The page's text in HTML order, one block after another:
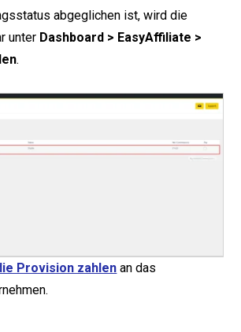
abgeglichen ist, wird die
unter Dashboard > EasyAffiliate >
.
Provision zahlen an das